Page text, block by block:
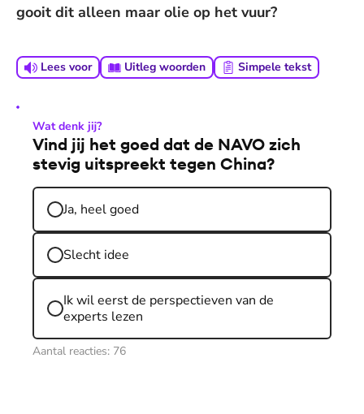
gooit dit alleen maar olie op het vuur?
Lees voor Uitleg woorden Simpele tekst
Wat denk jij?
Vind jij het goed dat de NAVO zich
stevig uitspreekt tegen China?
Ja, heel goed
Slecht idee
Ik wil eerst de perspectieven van de
experts lezen
Aantal reacties: 76